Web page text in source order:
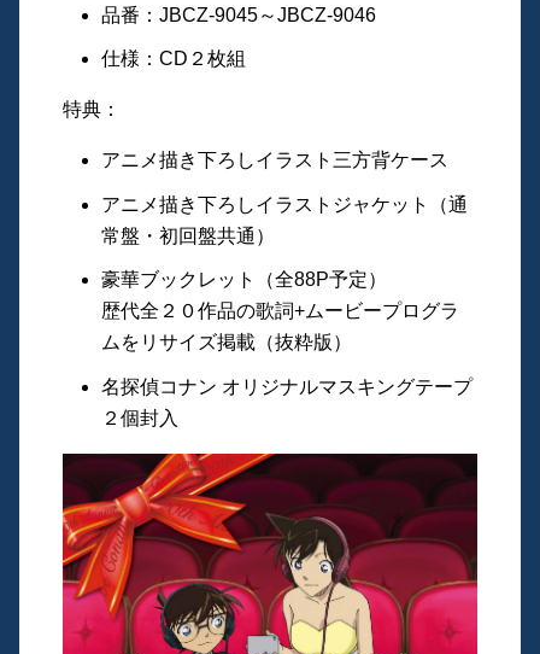
品番：JBCZ-9045～JBCZ-9046
仕様：CD２枚組
特典：
アニメ描き下ろしイラスト三方背ケース
アニメ描き下ろしイラストジャケット（通
常盤・初回盤共通）
豪華ブックレット（全88P予定）
歴代全２０作品の歌詞+ムービープログラ
ムをリサイズ掲載（抜粋版）
名探偵コナン オリジナルマスキングテープ
２個封入